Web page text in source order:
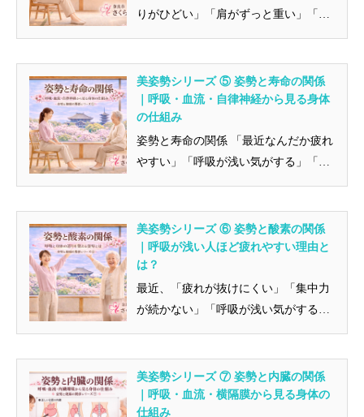
りがひどい」「肩がずっと重い」「ス
マホを見たあと頭痛がする」「最...
美姿勢シリーズ ⑤ 姿勢と寿命の関係
｜呼吸・血流・自律神経から見る身体
の仕組み
姿勢と寿命の関係 「最近なんだか疲れ
やすい」「呼吸が浅い気がする」「年
齢とともに回復が遅くなってきた...
美姿勢シリーズ ⑥ 姿勢と酸素の関係
｜呼吸が浅い人ほど疲れやすい理由と
は？
最近、「疲れが抜けにくい」「集中力
が続かない」「呼吸が浅い気がする」
と感じることはありませんか。 実...
美姿勢シリーズ ⑦ 姿勢と内臓の関係
｜呼吸・血流・横隔膜から見る身体の
仕組み